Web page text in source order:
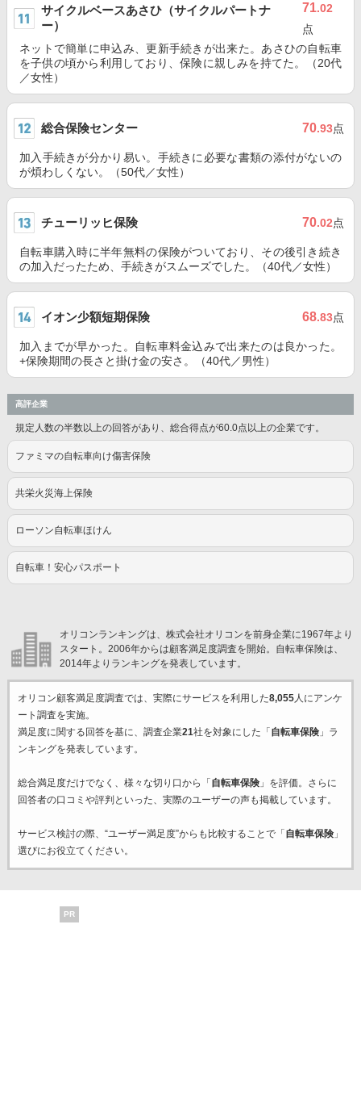
サイクルベースあさひ（サイクルパートナ
ー）
71.02
点
ネットで簡単に申込み、更新手続きが出来た。あさひの自転車
を子供の頃から利用しており、保険に親しみを持てた。（20代
／女性）
総合保険センター 70.93点
加入手続きが分かり易い。手続きに必要な書類の添付がないの
が煩わしくない。（50代／女性）
チューリッヒ保険 70.02点
自転車購入時に半年無料の保険がついており、その後引き続き
の加入だったため、手続きがスムーズでした。（40代／女性）
イオン少額短期保険 68.83点
加入までが早かった。自転車料金込みで出来たのは良かった。
+保険期間の長さと掛け金の安さ。（40代／男性）
高評企業
規定人数の半数以上の回答があり、総合得点が60.0点以上の企業です。
ファミマの自転車向け傷害保険
共栄火災海上保険
ローソン自転車ほけん
自転車！安心パスポート
オリコンランキングは、株式会社オリコンを前身企業に1967年より
スタート。2006年からは顧客満足度調査を開始。自転車保険は、
2014年よりランキングを発表しています。
オリコン顧客満足度調査では、実際にサービスを利用した8,055人にアンケ
ート調査を実施。
満足度に関する回答を基に、調査企業21社を対象にした「 自転車保険」ラ
ンキングを発表しています。
総合満足度だけでなく、様々な切り口から「 自転車保険」を評価。さらに
回答者の口コミや評判といった、実際のユーザーの声も掲載しています。
サービス検討の際、“ユーザー満足度”からも比較することで「 自転車保険」
選びにお役立てください。
PR